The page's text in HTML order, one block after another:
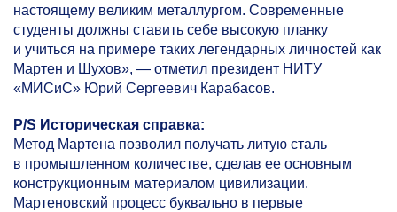
настоящему великим металлургом. Современные
студенты должны ставить себе высокую планку
и учиться на примере таких легендарных личностей как
Мартен и Шухов», — отметил президент НИТУ
«МИСиС» Юрий Сергеевич Карабасов.
P/S Историческая справка:
Метод Мартена позволил получать литую сталь
в промышленном количестве, сделав ее основным
конструкционным материалом цивилизации.
Мартеновский процесс буквально в первые